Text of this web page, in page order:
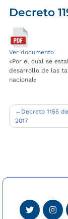
Decreto
Ver documento
«Por el cual se
desarrollo de las
nacional»
Navegación
de
Decreto 1155
2017